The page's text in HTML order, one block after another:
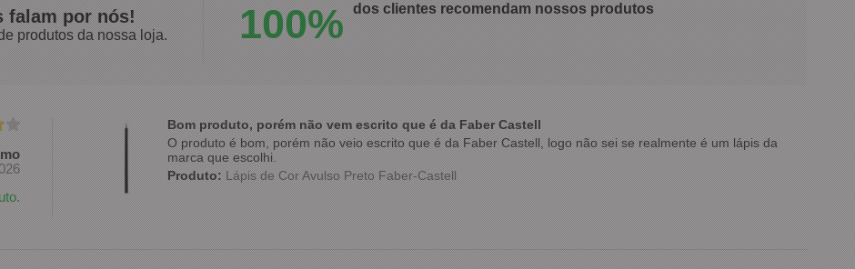
falam por nós!
produtos da nossa loja. 100% dos clientes recomendam nossos produtos
Bom produto, porém não vem escrito que é da Faber Castell
O produto é bom, porém não veio escrito que é da Faber Castell, logo não sei se realmente é um lápis da
marca que escolhi.
Produto:Lápis de Cor Avulso Preto Faber-Castell